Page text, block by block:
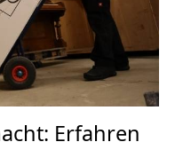
Erfahren